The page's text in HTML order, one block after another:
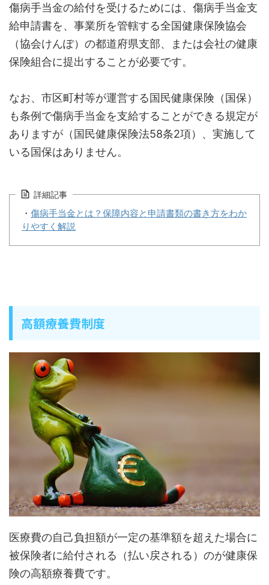
傷病手当金の給付を受けるためには、傷病手当金支
給申請書を、事業所を管轄する全国健康保険協会
（協会けんぽ）の都道府県支部、または会社の健康
保険組合に提出することが必要です。
なお、市区町村等が運営する国民健康保険（国保）
も条例で傷病手当金を支給することができる規定が
ありますが（国民健康保険法58条2項）、実施して
いる国保はありません。
詳細記事
・ 傷病手当金とは？保障内容と申請書類の書き方をわか
りやすく解説
高額療養費制度
医療費の自己負担額が一定の基準額を超えた場合に
被保険者に給付される（払い戻される）のが健康保
険の高額療養費です。